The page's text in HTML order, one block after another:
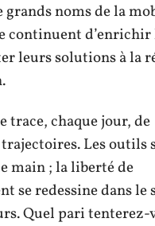
grands noms de la
continuent d’enrichir
leurs solutions à la
trace, chaque jour, de
Les outils
main ; la liberté de
se redessine dans le
Quel pari tenterez-